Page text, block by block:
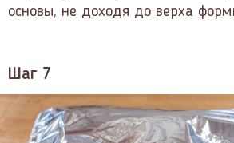
основы, не доходя до верха
Шаг 7